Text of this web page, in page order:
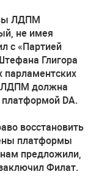
ЛДПМ
не имея
с «Партией
Глигора
парламентских
ЛДПМ должна
DA.
восстановить
платформы
нам предложили,
Филат.